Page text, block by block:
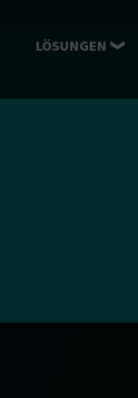
LÖSUNGEN